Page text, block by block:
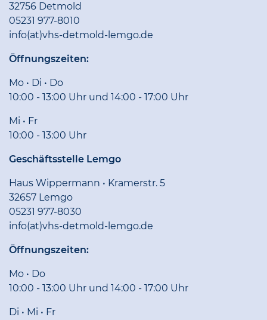
32756 Detmold
05231 977-8010
info(at)vhs-detmold-lemgo.de
Öffnungszeiten:
Mo • Di • Do
10:00 - 13:00 Uhr und 14:00 - 17:00 Uhr
Mi • Fr
10:00 - 13:00 Uhr
Geschäftsstelle Lemgo
Haus Wippermann • Kramerstr. 5
32657 Lemgo
05231 977-8030
info(at)vhs-detmold-lemgo.de
Öffnungszeiten:
Mo • Do
10:00 - 13:00 Uhr und 14:00 - 17:00 Uhr
Di • Mi • Fr